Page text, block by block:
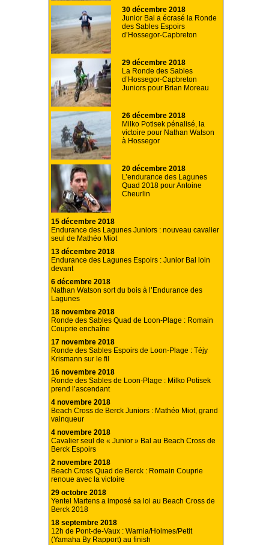
30 décembre 2018
Junior Bal a écrasé la Ronde
des Sables Espoirs
d’Hossegor-Capbreton
29 décembre 2018
La Ronde des Sables
d’Hossegor-Capbreton
Juniors pour Brian Moreau
26 décembre 2018
Milko Potisek pénalisé, la
victoire pour Nathan Watson
à Hossegor
20 décembre 2018
L’endurance des Lagunes
Quad 2018 pour Antoine
Cheurlin
15 décembre 2018
Endurance des Lagunes Juniors : nouveau cavalier
seul de Mathéo Miot
13 décembre 2018
Endurance des Lagunes Espoirs : Junior Bal loin
devant
6 décembre 2018
Nathan Watson sort du bois à l’Endurance des
Lagunes
18 novembre 2018
Ronde des Sables Quad de Loon-Plage : Romain
Couprie enchaîne
17 novembre 2018
Ronde des Sables Espoirs de Loon-Plage : Téjy
Krismann sur le fil
16 novembre 2018
Ronde des Sables de Loon-Plage : Milko Potisek
prend l’ascendant
4 novembre 2018
Beach Cross de Berck Juniors : Mathéo Miot, grand
vainqueur
4 novembre 2018
Cavalier seul de « Junior » Bal au Beach Cross de
Berck Espoirs
2 novembre 2018
Beach Cross Quad de Berck : Romain Couprie
renoue avec la victoire
29 octobre 2018
Yentel Martens a imposé sa loi au Beach Cross de
Berck 2018
18 septembre 2018
12h de Pont-de-Vaux : Warnia/Holmes/Petit
(Yamaha By Rapport) au finish